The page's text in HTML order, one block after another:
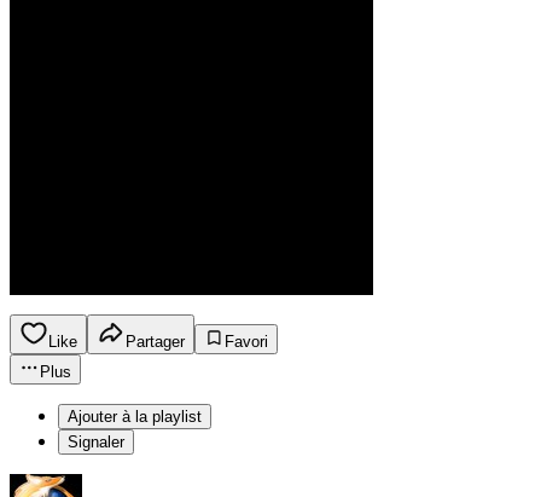
Like Partager
Favori
Plus
Ajouter à la playlist
Signaler